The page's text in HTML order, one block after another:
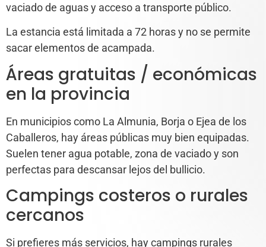
vaciado de aguas y acceso a transporte público.
La estancia está limitada a 72 horas y no se permite
sacar elementos de acampada.
Áreas gratuitas / económicas
en la provincia
En municipios como La Almunia, Borja o Ejea de los
Caballeros, hay áreas públicas muy bien equipadas.
Suelen tener agua potable, zona de vaciado y son
perfectas para descansar lejos del bullicio.
Campings costeros o rurales
cercanos
Si prefieres más servicios, hay campings rurales